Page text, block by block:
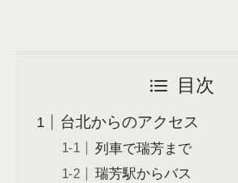
目次
台北からのアクセス
列車で瑞芳まで
瑞芳駅からバス